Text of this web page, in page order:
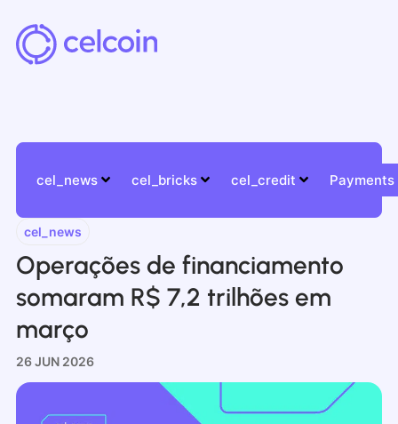
cel_news cel_bricks cel_credit Payments
cel_news
Operações de financiamento
somaram R$ 7,2 trilhões em
março
26 JUN 2026